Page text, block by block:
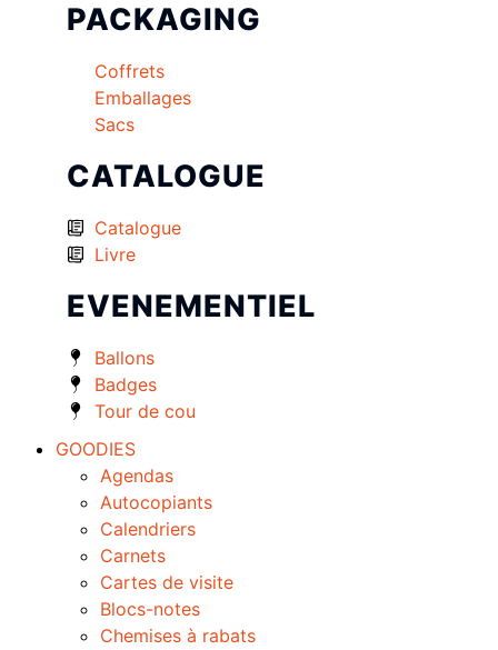
PACKAGING
Coffrets
Emballages
Sacs
CATALOGUE
Catalogue
Livre
EVENEMENTIEL
Ballons
Badges
Tour de cou
GOODIES
Agendas
Autocopiants
Calendriers
Carnets
Cartes de visite
Blocs-notes
Chemises à rabats